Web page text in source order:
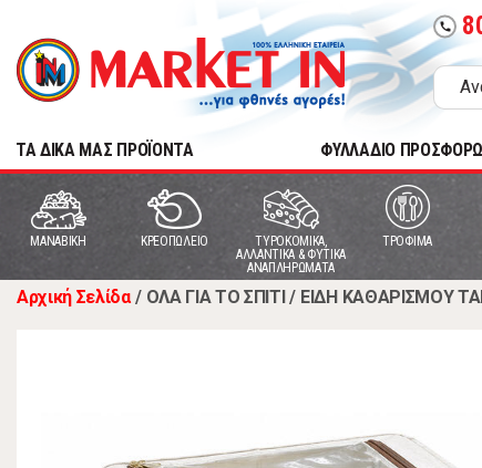
call
TA ΔΙΚΑ ΜΑΣ ΠΡΟΪΟΝΤΑ ΦΥΛΛΑΔΙΟ
MANABIKH ΚΡΕΟΠΩΛΕΙΟ
ΤΥΡΟΚΟΜΙΚΑ,
ΑΛΛΑΝΤΙΚΑ & ΦΥΤΙΚΑ
ΑΝΑΠΛΗΡΩΜΑΤΑ
ΤΡΟΦΙΜΑ
Αρχική Σελίδα / ΟΛΑ ΓΙΑ ΤΟ ΣΠΙΤΙ / ΕΙΔΗ ΚΑΘΑΡΙΣΜΟΥ